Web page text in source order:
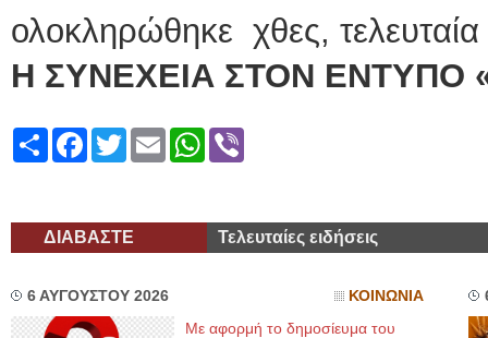
ολοκληρώθηκε χθες,
Η ΣΥΝΕΧΕΙΑ ΣΤΟΝ ΕΝΤΥΠΟ
ShareFacebook
TwitterEmailWhatsApp
ΔΙΑΒΑΣΤΕ Τελευταίες ειδήσεις
6 ΑΥΓΟΥΣΤΟΥ 2026 ΚΟΙΝΩΝΙΑ
Με αφορμή το δημοσίευμα του